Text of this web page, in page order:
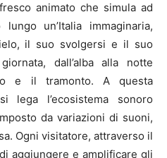
animato che simula ad
un’Italia immaginaria,
il suo svolgersi e il suo
dall’alba alla notte
e il tramonto. A questa
lega l’ecosistema sonoro
da variazioni di suoni,
Ogni visitatore, attraverso il
aggiungere e amplificare gli